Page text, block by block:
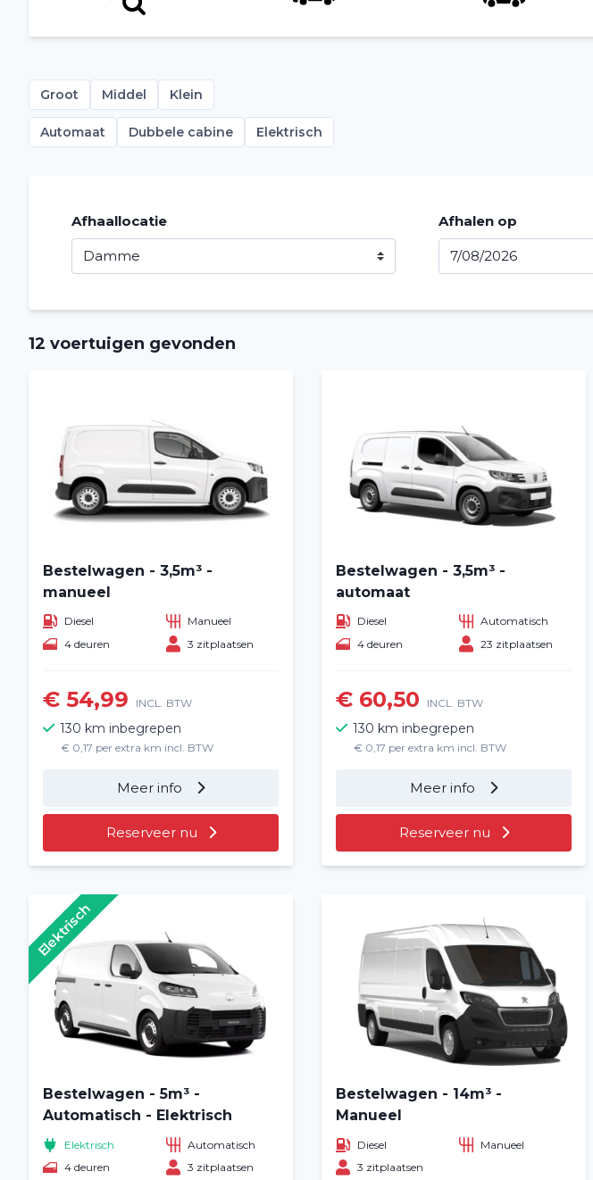
Groot Middel Klein
Automaat Dubbele cabine Elektrisch
Afhaallocatie Afhalen op
12 voertuigen gevonden
Bestelwagen - 3,5m³ -
manueel
Diesel
Manueel
4 deuren
3 zitplaatsen
€ 54,99 INCL. BTW
130 km inbegrepen
€ 0,17 per extra km incl. BTW
Meer info
Reserveer nu
Bestelwagen - 3,5m³ -
automaat
Diesel
Automatisch
4 deuren
23 zitplaatsen
€ 60,50 INCL. BTW
130 km inbegrepen
€ 0,17 per extra km incl. BTW
Meer info
Reserveer nu
Bestelwagen - 5m³ -
Automatisch - Elektrisch
Elektrisch
Automatisch
4 deuren
3 zitplaatsen
Elektrisch
Bestelwagen - 14m³ -
Manueel
Diesel
Manueel
3 zitplaatsen